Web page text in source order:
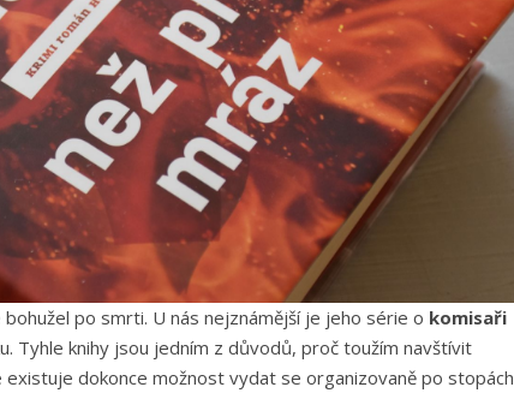
po smrti. U nás nejznámější je jeho série o komisaři
Tyhle knihy jsou jedním z důvodů, proč toužím navštívit
dokonce možnost vydat se organizovaně po stopách